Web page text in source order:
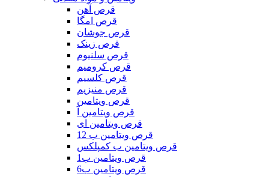
قرص آهن
قرص امگا
قرص جوشان
قرص زینک
قرص سلنیوم
قرص کرومیم
قرص کلسیم
قرص منیزیم
قرص ویتامین
قرص ویتامین آ
قرص ویتامین ای
قرص ویتامین ب 12
قرص ویتامین ب کمپلکس
قرص ویتامین ب1
قرص ویتامین ب6